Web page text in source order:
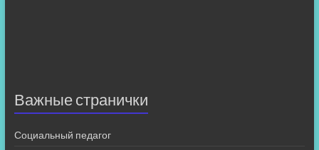
Важные странички
Социальный педагог